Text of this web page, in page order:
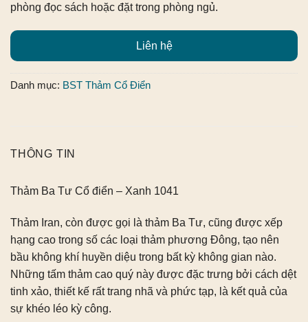
phòng đọc sách hoặc đặt trong phòng ngủ.
Liên hệ
Danh mục: BST Thảm Cổ Điển
THÔNG TIN
Thảm Ba Tư Cổ điển – Xanh 1041
Thảm Iran, còn được gọi là thảm Ba Tư, cũng được xếp
hạng cao trong số các loại thảm phương Đông, tạo nên
bầu không khí huyền diệu trong bất kỳ không gian nào.
Những tấm thảm cao quý này được đặc trưng bởi cách dệt
tinh xảo, thiết kế rất trang nhã và phức tạp, là kết quả của
sự khéo léo kỳ công.